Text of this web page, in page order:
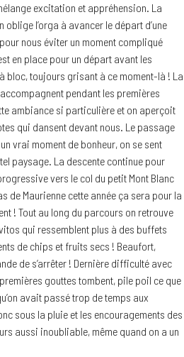
excitation et appréhension. La
l’orga à avancer le départ d’une
nous éviter un moment compliqué
en place pour un départ avant les
bloc, toujours grisant à ce moment-là ! La
pendant les premières
ambiance si particulière et on aperçoit
qui dansent devant nous. Le passage
vrai moment de bonheur, on se sent
paysage. La descente continue pour
vers le col du petit Mont Blanc
de Maurienne cette année ça sera pour la
! Tout au long du parcours on retrouve
qui ressemblent plus à des buffets
de chips et fruits secs ! Beaufort,
de s’arrêter ! Dernière difficulté avec
gouttes tombent, pile poil ce que
avait passé trop de temps aux
sous la pluie et les encouragements des
aussi inoubliable, même quand on a un